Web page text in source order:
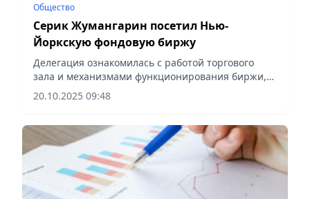
Общество
Серик Жумангарин посетил Нью-
Йоркскую фондовую биржу
Делегация ознакомилась с работой торгового
зала и механизмами функционирования биржи,
сообщает Vecher.kz.
20.10.2025 09:48